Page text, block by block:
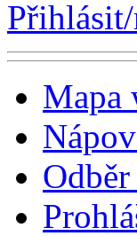
Mapa
Odběr